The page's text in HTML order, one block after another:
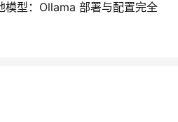
型：Ollama 部署与配置完全